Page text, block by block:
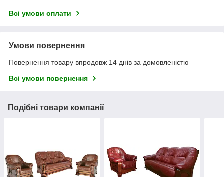
Всі умови оплати
Умови повернення
Повернення товару впродовж 14 днів за домовленістю
Всі умови повернення
Подібні товари компанії